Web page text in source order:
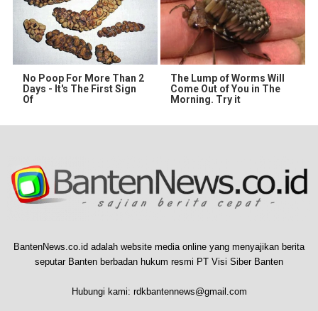
No Poop For More Than 2
Days - It's The First Sign
Of
The Lump of Worms Will
Come Out of You in The
Morning. Try it
BantenNews.co.id adalah website media online yang menyajikan berita
seputar Banten berbadan hukum resmi PT Visi Siber Banten
Hubungi kami: rdkbantennews@gmail.com